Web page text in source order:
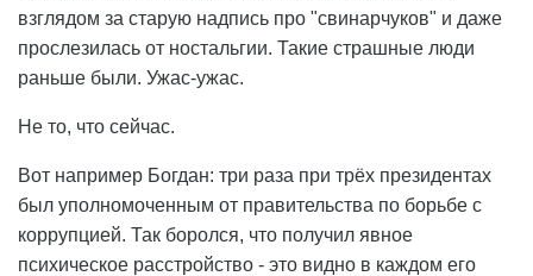
взглядом за старую надпись про "свинарчуков" и даже
прослезилась от ностальгии. Такие страшные люди
раньше были. Ужас-ужас.
Не то, что сейчас.
Вот например Богдан: три раза при трёх президентах
был уполномоченным от правительства по борьбе с
коррупцией. Так боролся, что получил явное
психическое расстройство - это видно в каждом его